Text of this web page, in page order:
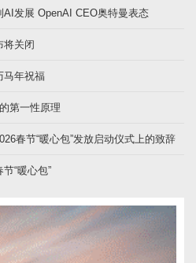
发展 OpenAI CEO奥特曼表态
将关闭
马年祝福
第一性原理
春节“暖心包”发放启动仪式上的致辞
“暖心包”